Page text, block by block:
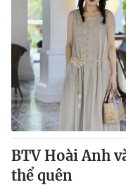
Theo dõi báo trên
Cơ quan chủ quản:Đài
Cơ quan báo chí: Thời
Giấy phép hoạt động
cấp ngày 29/12/2023
Tổng Biên tập:Vũ
Phó Tổng Biên tập:
Nguyễn Trọng Ninh
BTV Hoài Anh
thể quên